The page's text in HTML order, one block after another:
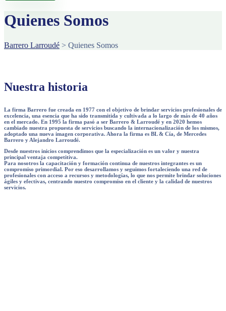
Quienes Somos
Barrero Larroudé > Quienes Somos
Nuestra historia
La firma Barrero fue creada en 1977 con el objetivo de brindar servicios profesionales de
excelencia, una esencia que ha sido transmitida y cultivada a lo largo de más de 40 años
en el mercado. En 1995 la firma pasó a ser Barrero & Larroudé y en 2020 hemos
cambiado nuestra propuesta de servicios buscando la internacionalización de los mismos,
adoptado una nueva imagen corporativa. Ahora la firma es BL & Cía, de Mercedes
Barrero y Alejandro Larroudé.
Desde nuestros inicios comprendimos que la especialización es un valor y nuestra
principal ventaja competitiva.
Para nosotros la capacitación y formación continua de nuestros integrantes es un
compromiso primordial. Por eso desarrollamos y seguimos fortaleciendo una red de
profesionales con acceso a recursos y metodologías, lo que nos permite brindar soluciones
ágiles y efectivas, centrando nuestro compromiso en el cliente y la calidad de nuestros
servicios.